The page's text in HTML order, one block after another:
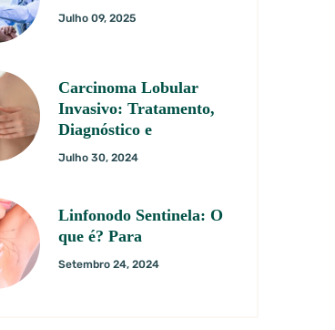
Julho 09, 2025
Carcinoma Lobular
Invasivo: Tratamento,
Diagnóstico e
Julho 30, 2024
Linfonodo Sentinela: O
que é? Para
Setembro 24, 2024